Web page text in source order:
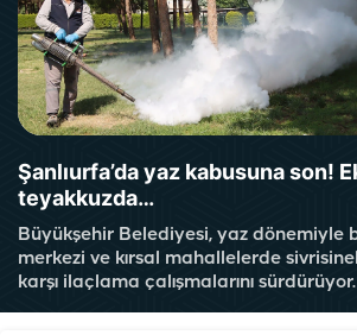
Şanlıurfa’da yaz kabusuna son!
teyakkuzda…
Büyükşehir Belediyesi, yaz dönemiyle
merkezi ve kırsal mahallelerde
karşı ilaçlama çalışmalarını sürdürüyor.